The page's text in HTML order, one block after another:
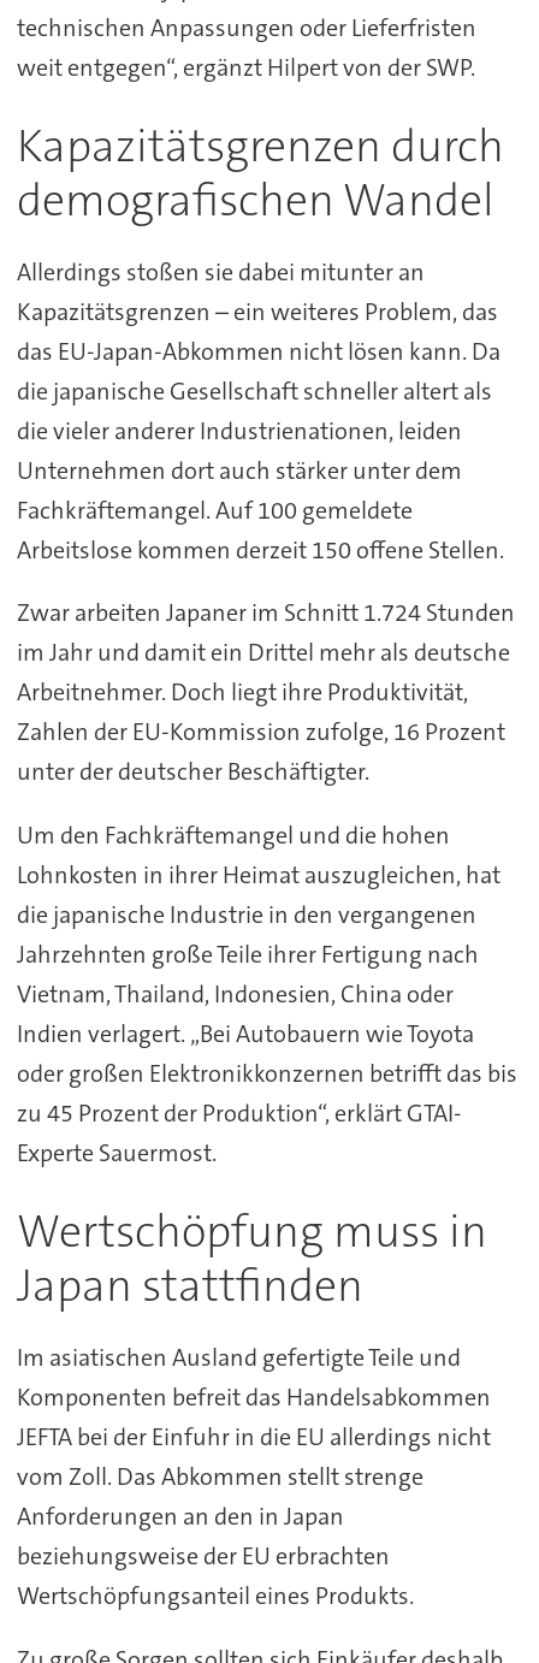
technischen Anpassungen oder Lieferfristen
weit entgegen“, ergänzt Hilpert von der SWP.
Kapazitätsgrenzen durch
demografischen Wandel
Allerdings stoßen sie dabei mitunter an
Kapazitätsgrenzen – ein weiteres Problem, das
das EU-Japan-Abkommen nicht lösen kann. Da
die japanische Gesellschaft schneller altert als
die vieler anderer Industrienationen, leiden
Unternehmen dort auch stärker unter dem
Fachkräftemangel. Auf 100 gemeldete
Arbeitslose kommen derzeit 150 offene Stellen.
Zwar arbeiten Japaner im Schnitt 1.724 Stunden
im Jahr und damit ein Drittel mehr als deutsche
Arbeitnehmer. Doch liegt ihre Produktivität,
Zahlen der EU-Kommission zufolge, 16 Prozent
unter der deutscher Beschäftigter.
Um den Fachkräftemangel und die hohen
Lohnkosten in ihrer Heimat auszugleichen, hat
die japanische Industrie in den vergangenen
Jahrzehnten große Teile ihrer Fertigung nach
Vietnam, Thailand, Indonesien, China oder
Indien verlagert. „Bei Autobauern wie Toyota
oder großen Elektronikkonzernen betrifft das bis
zu 45 Prozent der Produktion“, erklärt GTAI-
Experte Sauermost.
Wertschöpfung muss in
Japan stattfinden
Im asiatischen Ausland gefertigte Teile und
Komponenten befreit das Handelsabkommen
JEFTA bei der Einfuhr in die EU allerdings nicht
vom Zoll. Das Abkommen stellt strenge
Anforderungen an den in Japan
beziehungsweise der EU erbrachten
Wertschöpfungsanteil eines Produkts.